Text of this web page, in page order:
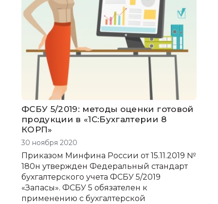
ФСБУ 5/2019: методы оценки готовой
продукции в «1С:Бухгалтерии 8
КОРП»
30 ноября 2020
Приказом Минфина России от 15.11.2019 №
180н утвержден Федеральный стандарт
бухгалтерского учета ФСБУ 5/2019
«Запасы». ФСБУ 5 обязателен к
применению с бухгалтерской